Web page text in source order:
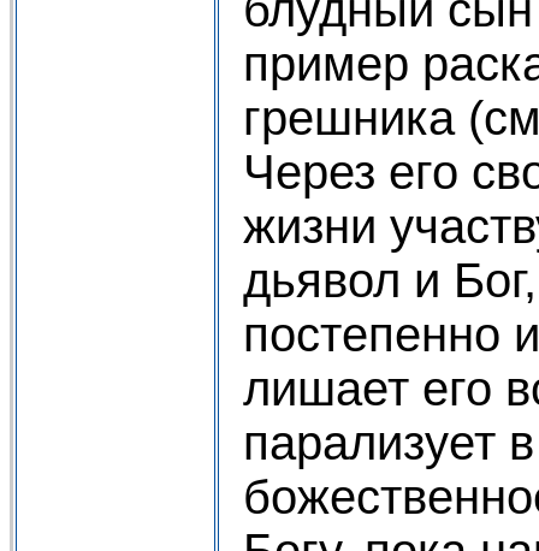
пример
грешника
Через его
жизни
дьявол и
постепенно
лишает его
парализует